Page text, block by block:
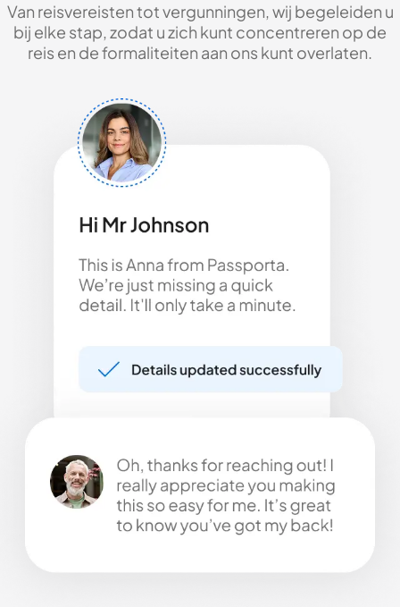
Van reisvereisten tot vergunningen, wij begeleiden u
bij elke stap, zodat u zich kunt concentreren op de
reis en de formaliteiten aan ons kunt overlaten.